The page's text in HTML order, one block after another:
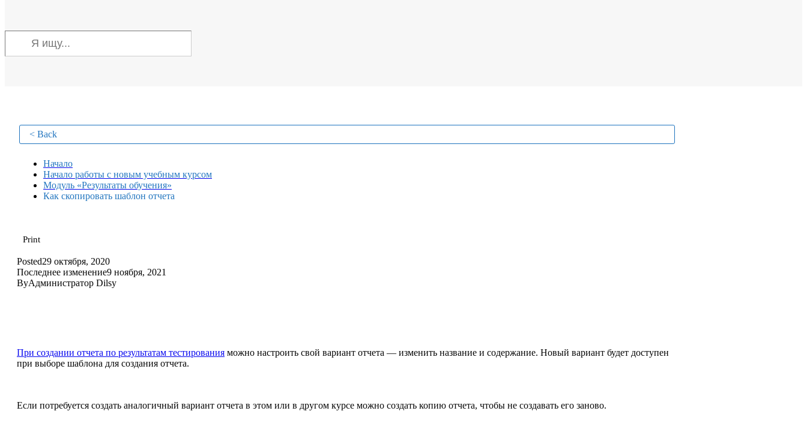
< Back
Начало
Начало работы с новым учебным курсом
Модуль «Результаты обучения»
Как скопировать шаблон отчета
Print
Posted29 октября, 2020
Последнее изменение9 ноября, 2021
ByАдминистратор Dilsy
При создании отчета по результатам тестирования можно настроить свой вариант отчета — изменить название и содержание. Новый вариант будет доступен
при выборе шаблона для создания отчета.
Если потребуется создать аналогичный вариант отчета в этом или в другом курсе можно создать копию отчета, чтобы не создавать его заново.